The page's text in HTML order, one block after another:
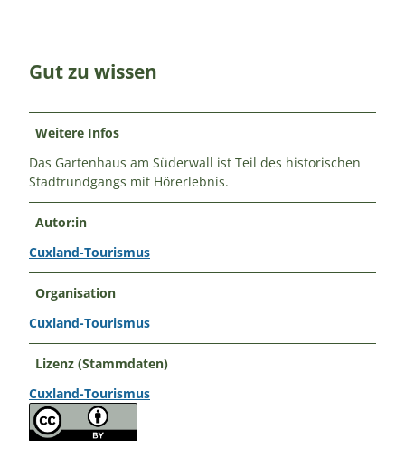
Gut zu wissen
Weitere Infos
Das Gartenhaus am Süderwall ist Teil des historischen
Stadtrundgangs mit Hörerlebnis.
Autor:in
Cuxland-Tourismus
Organisation
Cuxland-Tourismus
Lizenz (Stammdaten)
Cuxland-Tourismus